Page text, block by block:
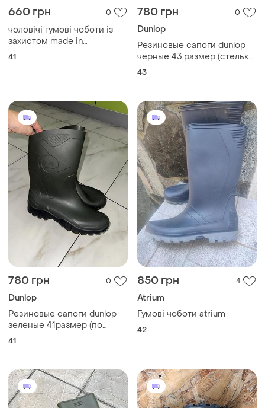
660 грн 0
​чоловічі гумові чоботи із
захистом made in
switzerland, розмір 41 (26.5
41
780 грн 0
Dunlop
Резиновые сапоги dunlop
черные 43 размер (стелька
28,5см)
43
780 грн 0
Dunlop
Резиновые сапоги dunlop
зеленые 41размер (по
стельке - 26,5см)
41
850 грн 4
Atrium
Гумові чоботи atrium
42